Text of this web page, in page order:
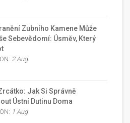
Zubního Kamene Může
Sebevědomí: Úsměv, Který
2 Aug
Jak Si Správně
Ústní Dutinu Doma
1 Aug